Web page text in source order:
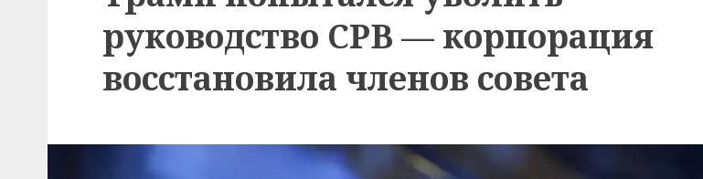
руководство CPB — корпорация
восстановила членов совета